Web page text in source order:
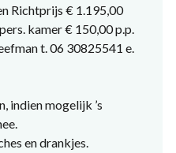
Richtprijs € 1.195,00
kamer € 150,00 p.p.
t. 06 30825541 e.
indien mogelijk ’s
en drankjes.